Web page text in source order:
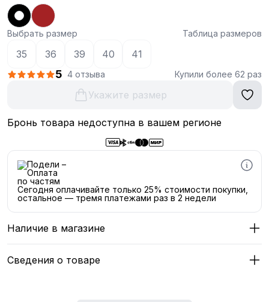
Выбрать размер Таблица размеров
35 36 39 40 41
5 4 отзыва Купили более 62 раз
Укажите размер
Бронь товара недоступна в вашем регионе
Сегодня оплачивайте только 25% стоимости покупки,
остальное — тремя платежами раз в 2 недели
Наличие в магазине
Сведения о товаре